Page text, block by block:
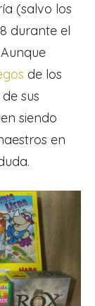
(salvo los
durante el
de los
sus
siendo
en